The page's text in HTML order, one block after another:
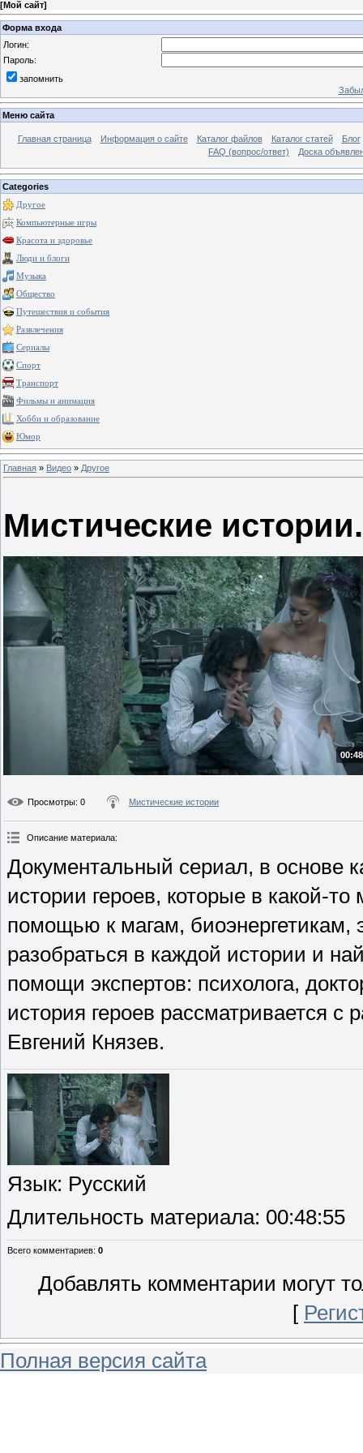
[Мой сайт]
Форма входа
Логин:
Пароль:
запомнить
Меню сайта
Главная страница Информация о сайте Каталог файлов Каталог статей
Блог
FAQ (вопрос/ответ)
Доска
Categories
Другое
Компьютерные игры
Красота и здоровье
Люди и блоги
Музыка
Общество
Путешествия и события
Развлечения
Сериалы
Спорт
Транспорт
Фильмы и анимация
Хобби и образование
Юмор
Главная » Видео » Другое
Мистические
Просмотры: 0 Мистические истории
Описание материала:
Документальный сериал, в основе
истории героев, которые в какой-
помощью к магам, биоэнергетикам,
разобраться в каждой истории и
помощи экспертов: психолога,
история героев рассматривается
Евгений Князев.
Язык: Русский
Длительность материала: 00:48:55
Всего комментариев: 0
Добавлять комментарии могут
[
Полная версия сайта